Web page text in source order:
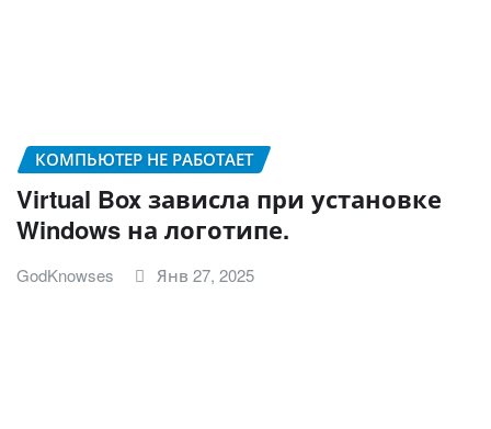
КОМПЬЮТЕР НЕ РАБОТАЕТ
Virtual Box зависла при установке
Windows на логотипе.
GodKnowses Янв 27, 2025